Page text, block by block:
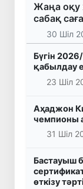
Жаңа оқу
сабақ
30 Шіл
Бүгін
қабылдау
23 Шіл
Аҳаджон
чемпионы
31 Шіл
Бастауыш
өткізу